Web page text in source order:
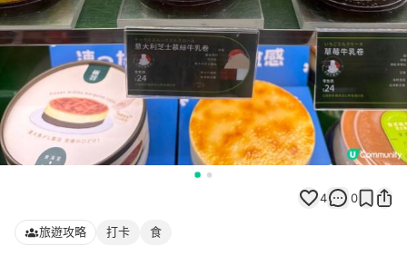
4 0
旅遊攻略 打卡 食